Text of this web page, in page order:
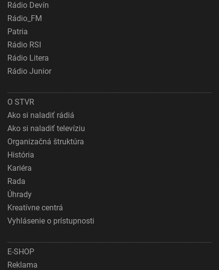
Rádio Devín
Rádio_FM
Patria
Rádio RSI
Rádio Litera
Rádio Junior
O STVR
Ako si naladiť rádiá
Ako si naladiť televíziu
Organizačná štruktúra
História
Kariéra
Rada
Úhrady
Kreatívne centrá
Vyhlásenie o prístupnosti
E-SHOP
Reklama